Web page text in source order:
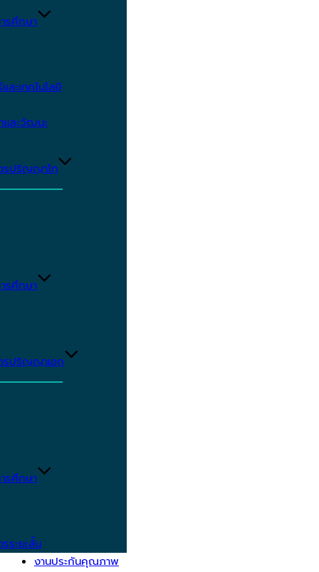
รศึกษา
ะเทคโนโลยี
และวัฒนะ
รปริญญาโท
รศึกษา
รปริญญาเอก
รศึกษา
ระยะสั้น
งานประกันคุณภาพ